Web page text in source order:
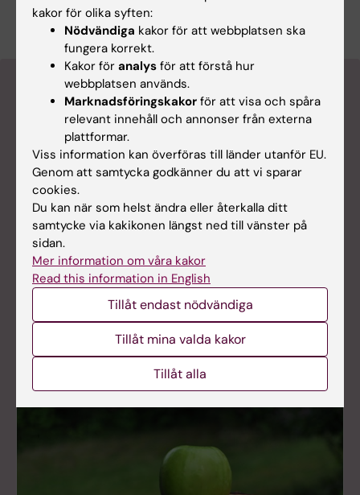
279.02 KB)
Lärplattformen
Canvas
Logga in i Canvas
Lär dig använda
Canvas i Canvas
studentguide
Student på KI
information om
sådant som rör dina
studier och
studentlivet på KI -
från studiestart till
examen.
kakor för olika syften:
Nödvändiga kakor för att webbplatsen ska
fungera korrekt.
Kakor för analys för att förstå hur
webbplatsen används.
Marknadsföringskakor för att visa och spåra
relevant innehåll och annonser från externa
plattformar.
Viss information kan överföras till länder utanför EU.
Genom att samtycka godkänner du att vi sparar
cookies.
Du kan när som helst ändra eller återkalla ditt
samtycke via kakikonen längst ned till vänster på
sidan.
Mer information om våra kakor
Read this information in English
Tillåt endast nödvändiga
Tillåt mina valda kakor
Tillåt alla